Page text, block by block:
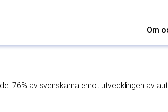
Om
76% av svenskarna emot utvecklingen av